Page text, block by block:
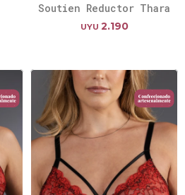
Soutien Reductor Thara
UYU 2.190